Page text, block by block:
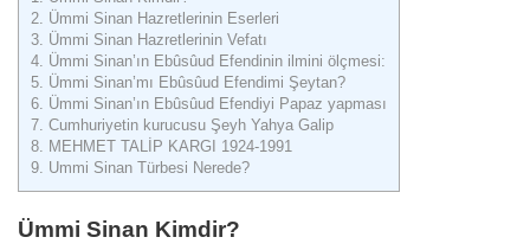
2. Ümmi Sinan Hazretlerinin Eserleri
3. Ümmi Sinan Hazretlerinin Vefatı
4. Ümmi Sinan’ın Ebûsûud Efendinin ilmini ölçmesi:
5. Ümmi Sinan’mı Ebûsûud Efendimi Şeytan?
6. Ümmi Sinan’ın Ebûsûud Efendiyi Papaz yapması
7. Cumhuriyetin kurucusu Şeyh Yahya Galip
8. MEHMET TALİP KARGI 1924-1991
9. Ummi Sinan Türbesi Nerede?
Ümmi Sinan Kimdir?